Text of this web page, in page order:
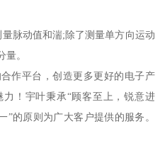
脉动值和湍;除了测量单方向运动
。
作平台，创造更多更好的电子产
！宇叶秉承“顾客至上，锐意进
”的原则为广大客户提供的服务。